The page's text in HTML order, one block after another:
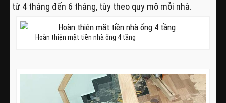
từ 4 tháng đến 6 tháng, tùy theo quy mô mỗi nhà.
Hoàn thiện mặt tiền nhà ống 4 tầng